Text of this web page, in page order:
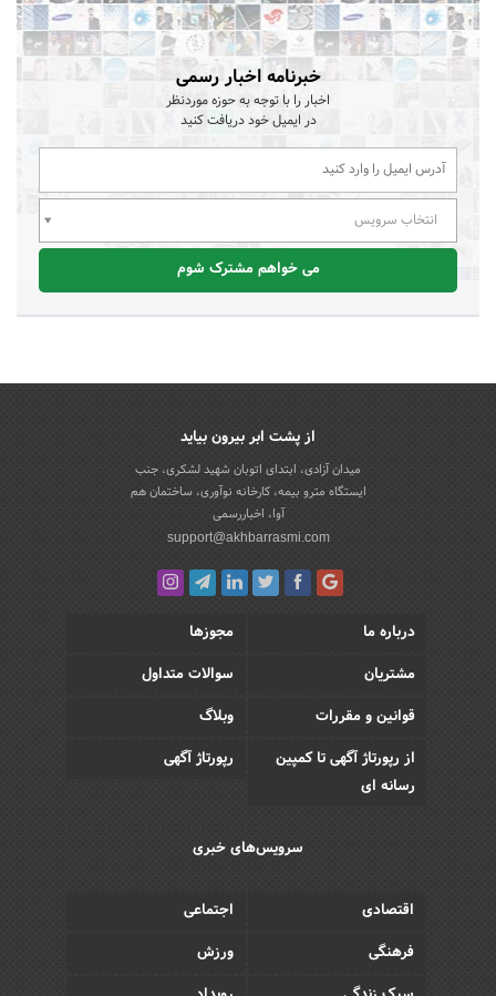
خبرنامه اخبار رسمی
اخبار را با توجه به حوزه موردنظر
در ایمیل خود دریافت کنید
انتخاب سرویس
می خواهم مشترک شوم
از پشت ابر بیرون بیاید
میدان آزادی، ابتدای اتوبان شهید لشکری، جنب
ایستگاه مترو بیمه، کارخانه نوآوری، ساختمان هم
آوا، اخباررسمی
support@akhbarrasmi.com
درباره ما
مجوزها
مشتریان
سوالات متداول
قوانین و مقررات
وبلاگ
از رپورتاژ آگهی تا کمپین
رسانه ای
رپورتاژ آگهی
سرویس‌های خبری
اقتصادی
اجتماعی
فرهنگی
ورزش